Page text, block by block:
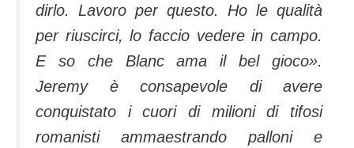
dirlo. Lavoro per questo. Ho le qualità
per riuscirci, lo faccio vedere in campo.
E so che Blanc ama il bel gioco».
Jeremy è consapevole di avere
conquistato i cuori di milioni di tifosi
romanisti ammaestrando palloni e